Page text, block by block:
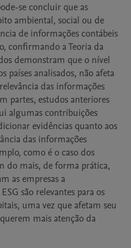
se concluir que as
ambiental, social ou de
de informações contábeis
confirmando a Teoria da
demonstram que o nível
países analisados, não afeta
das informações
partes, estudos anteriores
algumas contribuições
evidências quanto aos
das informações
como é o caso dos
do mais, de forma prática,
as empresas a
são relevantes para os
uma vez que afetam seu
mais atenção da